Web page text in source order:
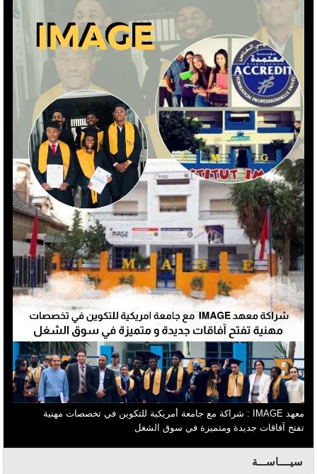
معهد IMAGE : شراكة مع جامعة أمريكية للتكوين في تخصصات مهنية
تفتح آفاقات جديدة ومتميزة في سوق الشغل
سيــــاســـة